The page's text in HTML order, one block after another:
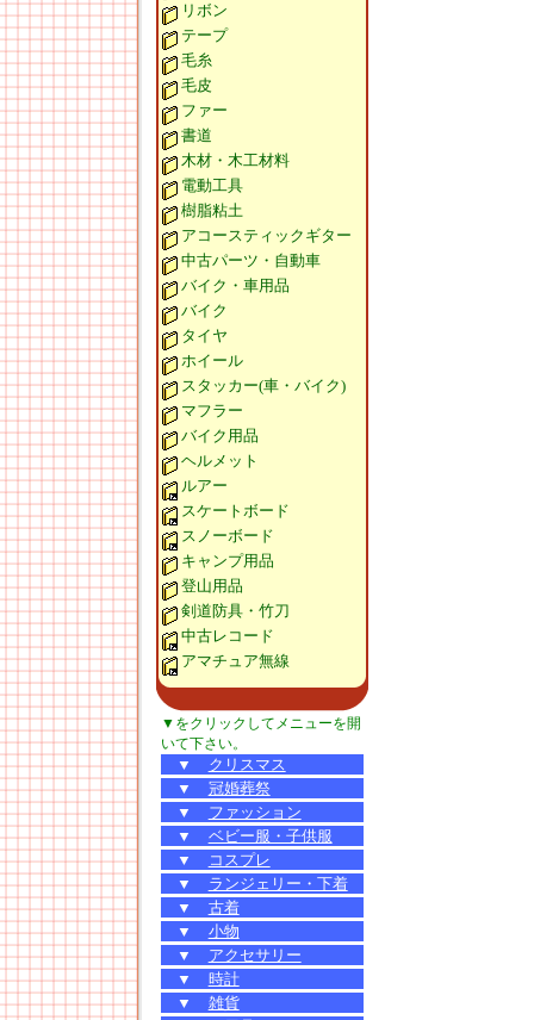
リボン
テープ
毛糸
毛皮
ファー
書道
木材・木工材料
電動工具
樹脂粘土
アコースティックギター
中古パーツ・自動車
バイク・車用品
バイク
タイヤ
ホイール
スタッカー(車・バイク)
マフラー
バイク用品
ヘルメット
ルアー
スケートボード
スノーボード
キャンプ用品
登山用品
剣道防具・竹刀
中古レコード
アマチュア無線
▼をクリックしてメニューを開
いて下さい。
▼
クリスマス
▼
冠婚葬祭
▼
ファッション
▼
ベビー服・子供服
▼
コスプレ
▼
ランジェリー・下着
▼
古着
▼
小物
▼
アクセサリー
▼
時計
▼
雑貨